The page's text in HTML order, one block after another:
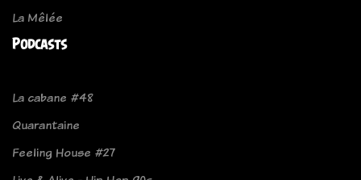
La Mêlée
Podcasts
La cabane #48
Quarantaine
Feeling House #27